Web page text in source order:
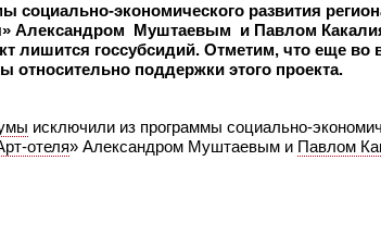
экономического развития
Александром Муштаевым и Павлом
лишится госсубсидий. Отметим, что еще во
относительно поддержки этого проекта.
исключили из программы социально-
отеля» Александром Муштаевым и Павлом